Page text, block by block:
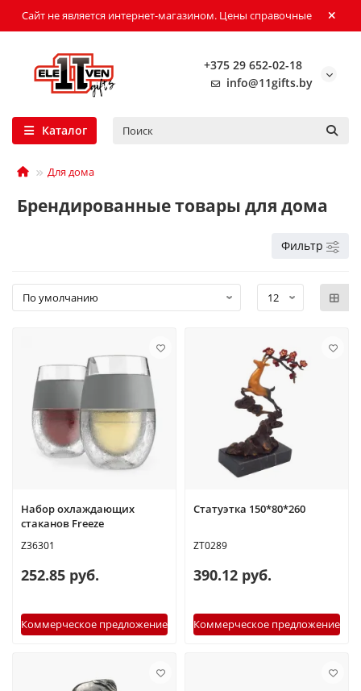
Сайт не является интернет-магазином. Цены справочные
+375 29 652-02-18
info@11gifts.by
Каталог
Для дома
Брендированные товары для дома
Фильтр
Набор охлаждающих
стаканов Freeze
Z36301
252.85 руб.
Коммерческое предложение
Статуэтка 150*80*260
ZT0289
390.12 руб.
Коммерческое предложение